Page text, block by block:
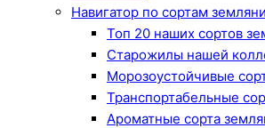
Навигатор по сортам
Топ 20 наших сортов
Старожилы нашей
Морозоустойчивые
Транспортабельные
Ароматные сорта